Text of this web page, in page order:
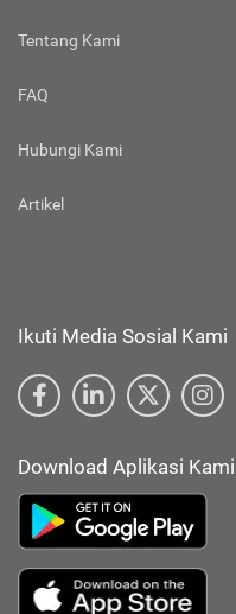
Tentang Kami
FAQ
Hubungi Kami
Artikel
Ikuti Media Sosial Kami
Download Aplikasi Kami